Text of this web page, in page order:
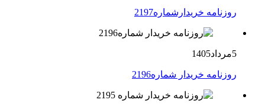
روزنامه خریدارشماره2197
5مرداد1405
روزنامه خریدار شماره2196